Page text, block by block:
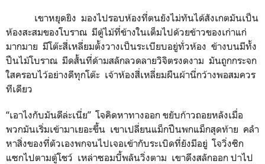
เขาหยุดยิง มองไปรอบห้องที่ตนยังไม่ทันได้สังเกตมันเป็น
ห้องสะสมของโบราณ มีตู้ไม้ที่ข้างในเต็มไปด้วยข้าวของเก่าแก่
มากมาย มีโต๊ะสี่เหลี่ยมตั้งวางเป็นระเบียบอยู่ทั่วห้อง ข้างบนมีทั้ง
ปืนไม้โบราณ มีดสั้นที่ด้ามสลักลวดลายวิจิตรงดงาม มันถูกกระจก
ใสครอบไว้อย่างดีทุกโต๊ะ เจ้าห้องสี่เหลี่ยมผืนผ้านี่กว้างพอสมควร
ทีเดียว
“เอาไงกับมันดีล่ะเนี่ย” โจคิดหาทางออก ขยับก้าวถอยหลังเมื่อ
พวกมันเริ่มเข้ามาเยอะขึ้น เขาเปลี่ยนแม็กปืนพกแม็กสุดท้าย คลำ
หาสิ่งของที่ตัวเองพกจนไปเจอเข้ากับระเบิดที่ยังมีอยู่ โจวิ่งซิก
แซกไปตามตู้โชว์ เหล่าซอมบี้พลันวิ่งตาม เขาดึงสลักออก ปาไป